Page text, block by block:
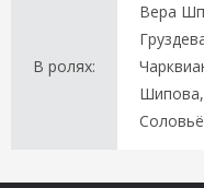
В ролях:
Вера